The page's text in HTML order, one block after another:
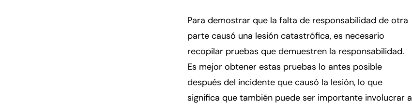
Para demostrar que la falta de responsabilidad de otra
parte causó una lesión catastrófica, es necesario
recopilar pruebas que demuestren la responsabilidad.
Es mejor obtener estas pruebas lo antes posible
después del incidente que causó la lesión, lo que
significa que también puede ser importante involucrar a